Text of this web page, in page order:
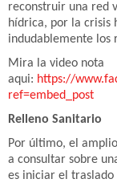
reconstruir una red
hídrica, por la crisis
indudablemente los
Mira la video nota
aqui: https://
ref=embed_post
Relleno Sanitario
Por último, el
a consultar sobre
es iniciar el traslado